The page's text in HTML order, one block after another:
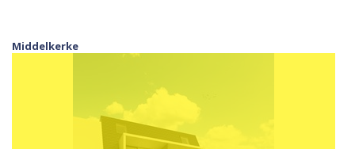
Middelkerke